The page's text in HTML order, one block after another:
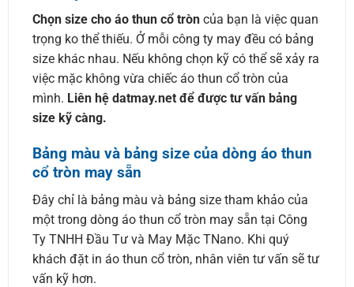
Chọn size cho áo thun cổ tròn của bạn là việc quan
trọng ko thể thiếu. Ở mỗi công ty may đều có bảng
size khác nhau. Nếu không chọn kỹ có thể sẽ xảy ra
việc mặc không vừa chiếc áo thun cổ tròn của
mình. Liên hệ datmay.net để được tư vấn bảng
size kỹ càng.
Bảng màu và bảng size của dòng áo thun
cổ tròn may sẵn
Đây chỉ là bảng màu và bảng size tham khảo của
một trong dòng áo thun cổ tròn may sẵn tại Công
Ty TNHH Đầu Tư và May Mặc TNano. Khi quý
khách đặt in áo thun cổ tròn, nhân viên tư vấn sẽ tư
vấn kỹ hơn.